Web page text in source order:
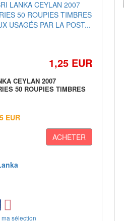
1,25 EUR
CEYLAN 2007
50 ROUPIES TIMBRES
EUR
ACHETER
sélection